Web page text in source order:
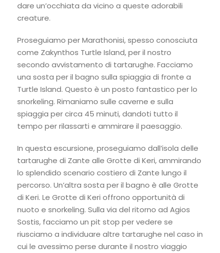
dare un’occhiata da vicino a queste adorabili
creature.
Proseguiamo per Marathonisi, spesso conosciuta
come Zakynthos Turtle Island, per il nostro
secondo avvistamento di tartarughe. Facciamo
una sosta per il bagno sulla spiaggia di fronte a
Turtle Island. Questo è un posto fantastico per lo
snorkeling. Rimaniamo sulle caverne e sulla
spiaggia per circa 45 minuti, dandoti tutto il
tempo per rilassarti e ammirare il paesaggio.
In questa escursione, proseguiamo dall’isola delle
tartarughe di Zante alle Grotte di Keri, ammirando
lo splendido scenario costiero di Zante lungo il
percorso. Un’altra sosta per il bagno è alle Grotte
di Keri. Le Grotte di Keri offrono opportunità di
nuoto e snorkeling. Sulla via del ritorno ad Agios
Sostis, facciamo un pit stop per vedere se
riusciamo a individuare altre tartarughe nel caso in
cui le avessimo perse durante il nostro viaggio